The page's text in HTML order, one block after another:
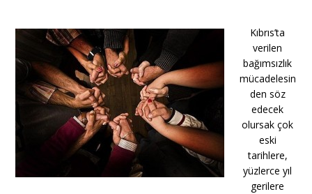
Kıbrıs’ta
verilen
bağımsızlık
mücadelesin
den söz
edecek
olursak çok
eski
tarihlere,
yüzlerce yıl
gerilere